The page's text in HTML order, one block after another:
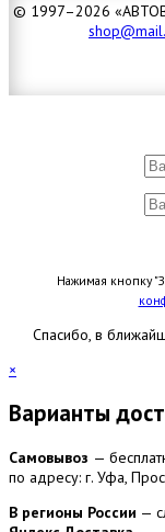
© 1997–2026
Нажимая кнопку
Спасибо, в
×
Варианты
Самовывоз —
по адресу: г. Уфа,
В регионы России —